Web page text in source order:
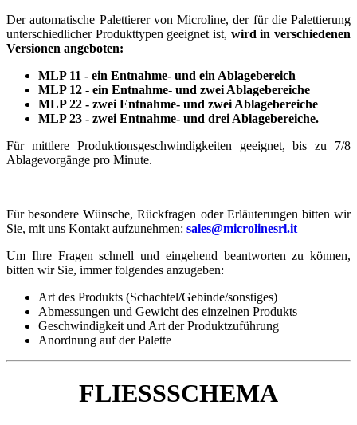
Der automatische Palettierer von Microline, der für die Palettierung
unterschiedlicher Produkttypen geeignet ist, wird in verschiedenen
Versionen angeboten:
MLP 11 - ein Entnahme- und ein Ablagebereich
MLP 12 - ein Entnahme- und zwei Ablagebereiche
MLP 22 - zwei Entnahme- und zwei Ablagebereiche
MLP 23 - zwei Entnahme- und drei Ablagebereiche.
Für mittlere Produktionsgeschwindigkeiten geeignet, bis zu 7/8
Ablagevorgänge pro Minute.
Für besondere Wünsche, Rückfragen oder Erläuterungen bitten wir
Sie, mit uns Kontakt aufzunehmen: sales@microlinesrl.it
Um Ihre Fragen schnell und eingehend beantworten zu können,
bitten wir Sie, immer folgendes anzugeben:
Art des Produkts (Schachtel/Gebinde/sonstiges)
Abmessungen und Gewicht des einzelnen Produkts
Geschwindigkeit und Art der Produktzuführung
Anordnung auf der Palette
FLIESSSCHEMA